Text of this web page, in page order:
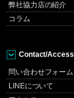
弊社協力店の紹介
コラム
Contact/Access
問い合わせフォーム
LINEについて